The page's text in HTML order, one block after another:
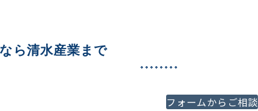
ら清水産業まで
フォームからご相談